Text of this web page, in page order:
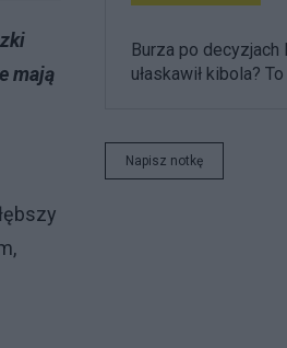
mają
Burza po
ułaskawił kibola?
Napisz notkę